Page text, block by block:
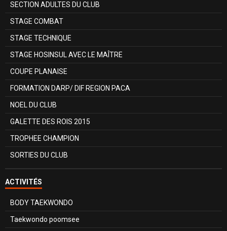
SECTION ADULTES DU CLUB
STAGE COMBAT
STAGE TECHNIQUE
STAGE HOSINSUL AVEC LE MAÎTRE
COUPE PLANAISE
FORMATION DARP/ DIF REGION PACA
NOEL DU CLUB
GALETTE DES ROIS 2015
TROPHEE CHAMPION
SORTIES DU CLUB
ACTIVITÉS
BODY TAEKWONDO
Taekwondo poomsee